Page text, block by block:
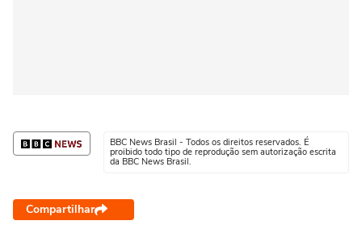
BBC News Brasil - Todos os direitos reservados. É
proibido todo tipo de reprodução sem autorização escrita
da BBC News Brasil.
Compartilhar